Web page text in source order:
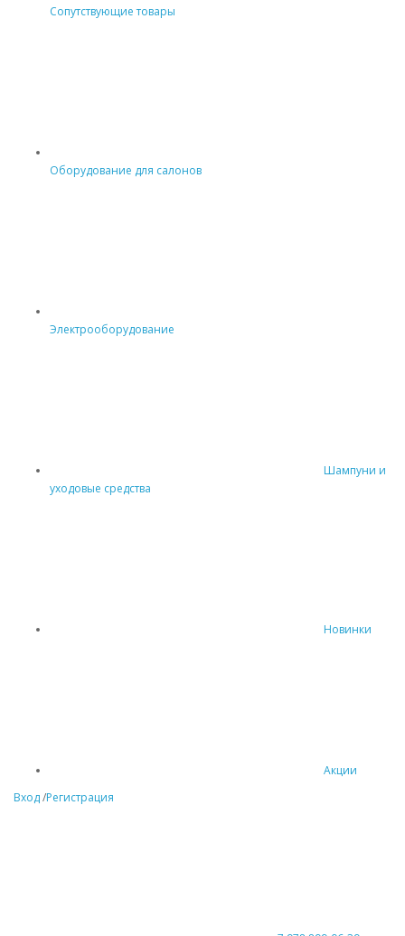
Сопутствующие товары
Оборудование для салонов
Электрооборудование
Шампуни и
уходовые средства
Новинки
Акции
Вход/Регистрация